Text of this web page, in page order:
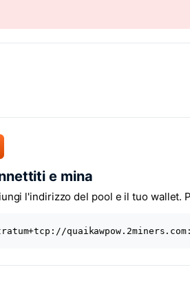
e mina
l'indirizzo del pool e il tuo wallet.